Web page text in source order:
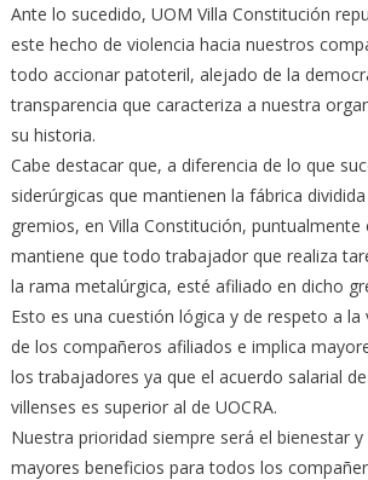
Ante lo sucedido, UOM Villa Constitución
este hecho de violencia hacia nuestros
todo accionar patoteril, alejado de la
transparencia que caracteriza a nuestra
su historia.
Cabe destacar que, a diferencia de lo que
siderúrgicas que mantienen la fábrica
gremios, en Villa Constitución, puntualmente
mantiene que todo trabajador que realiza
la rama metalúrgica, esté afiliado en dicho
Esto es una cuestión lógica y de respeto a la
de los compañeros afiliados e implica
los trabajadores ya que el acuerdo salarial
villenses es superior al de UOCRA.
Nuestra prioridad siempre será el bienestar
mayores beneficios para todos los